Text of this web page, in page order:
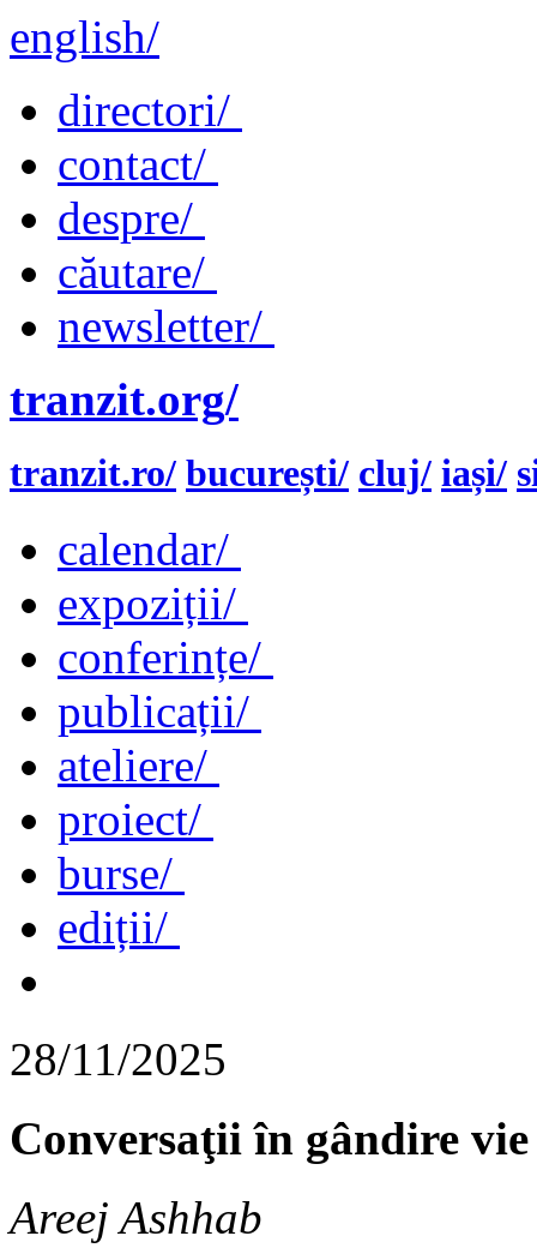
english/
directori/
contact/
despre/
căutare/
newsletter/
tranzit.org/
tranzit.ro/ bucurești/ cluj/ iași/
calendar/
expoziții/
conferințe/
publicații/
ateliere/
proiect/
burse/
ediții/
28/11/2025
Conversaţii în gândire vie
Areej Ashhab